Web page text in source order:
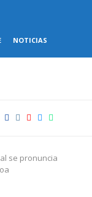
QUE ATRAVIESAN
NOTICIAS
se pronuncia